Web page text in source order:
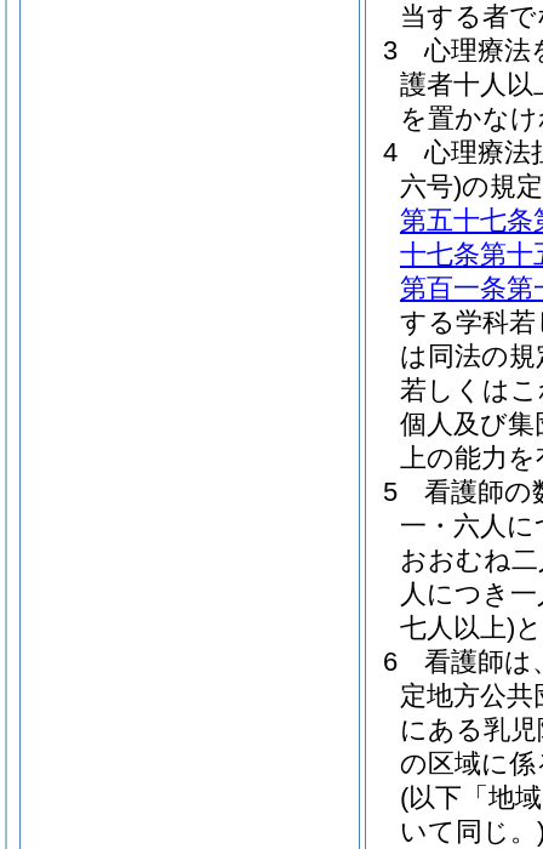
当する者
3
心理療法
護者十人以
を置かな
4
心理療法
六号)の規
第五十七条
十七条第十
第百一条第
する学科
は同法の
若しくは
個人及び
上の能力
5
看護師の
一・六人
おおむね
人につき
七人以上)
6
看護師は
定地方公共
にある乳
の区域に
(以下「地
いて同じ。